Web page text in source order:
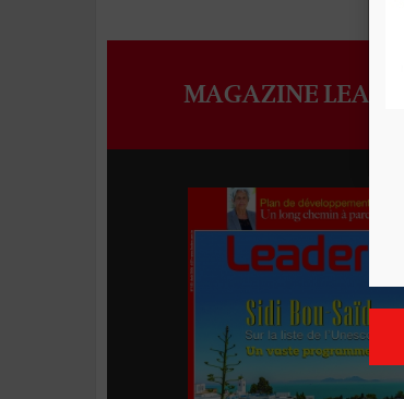
MAGAZINE